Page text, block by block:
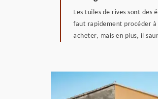
Les tuiles de rives sont des
faut rapidement procéder à
acheter, mais en plus, il